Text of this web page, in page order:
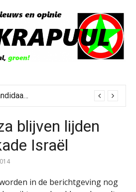
Progressieve kandidaat El-Sayed senaatskandidaat Michigan
blijven lijden
Israël
in de berichtgeving nog